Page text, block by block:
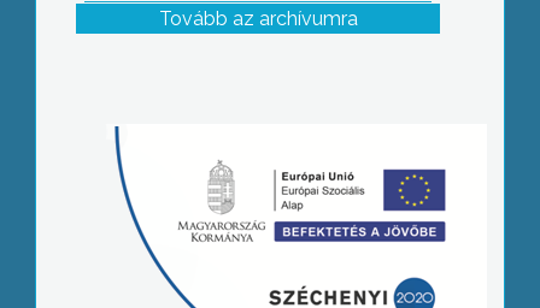
Tovább az archívumra